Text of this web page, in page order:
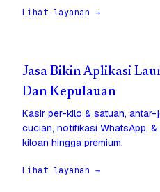
Lihat layanan →
Jasa Bikin Aplikasi
Dan Kepulauan
Kasir per-kilo & satuan,
cucian, notifikasi WhatsApp,
kiloan hingga premium.
Lihat layanan →